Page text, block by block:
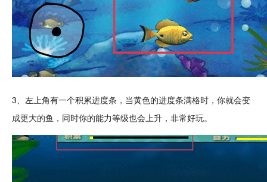
3、左上角有一个积累进度条，当黄色的进度条满格时，你就会变
成更大的鱼，同时你的能力等级也会上升，非常好玩。